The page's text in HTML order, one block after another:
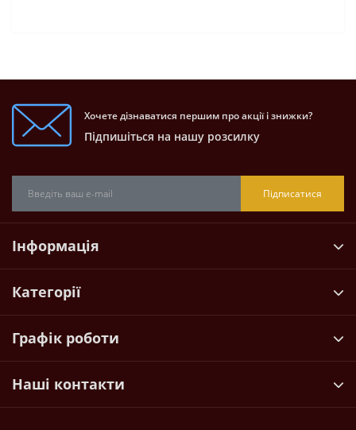
Хочете дізнаватися першим про акції і знижки?
Підпишіться на нашу розсилку
Підписатися
Інформація
Категорії
Графік роботи
Наші контакти